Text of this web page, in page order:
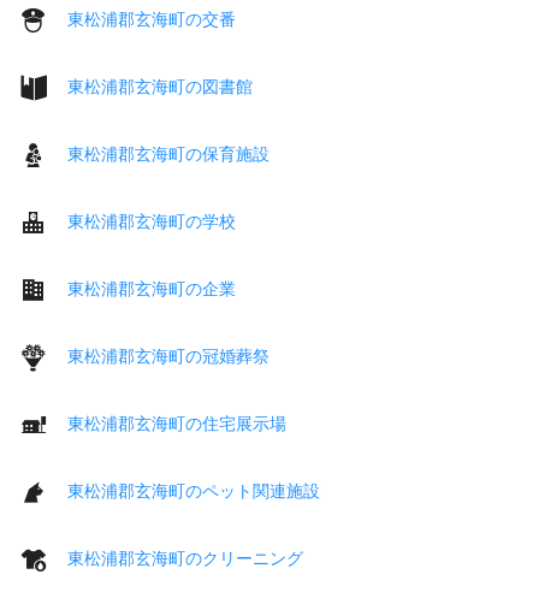
東松浦郡玄海町の交番
東松浦郡玄海町の図書館
東松浦郡玄海町の保育施設
東松浦郡玄海町の学校
東松浦郡玄海町の企業
東松浦郡玄海町の冠婚葬祭
東松浦郡玄海町の住宅展示場
東松浦郡玄海町のペット関連施設
東松浦郡玄海町のクリーニング